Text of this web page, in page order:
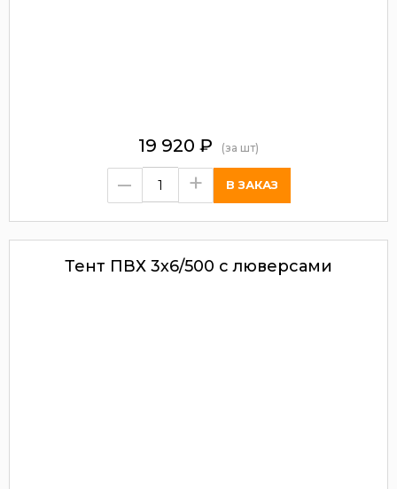
19 920 ₽ (за шт)
– +
Тент ПВХ 3х6/500 с люверсами